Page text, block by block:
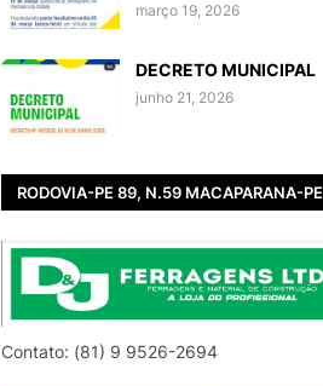
março 19, 2026
DECRETO MUNICIPAL
junho 21, 2026
RODOVIA-PE 89, N.59 MACAPARANA-PE
Contato: (81) 9 9526-2694